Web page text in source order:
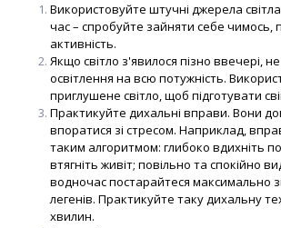
Використовуйте штучні джерела
час – спробуйте зайняти себе чимось,
активність.
Якщо світло з'явилося пізно ввечері,
освітлення на всю потужність.
приглушене світло, щоб підготувати
Практикуйте дихальні вправи. Вони
впоратися зі стресом. Наприклад,
таким алгоритмом: глибоко вдихніть
втягніть живіт; повільно та спокійно
водночас постарайтеся максимально
легенів. Практикуйте таку дихальну
хвилин.